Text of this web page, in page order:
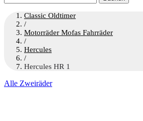
nach:
Classic Oldtimer
/
Motorräder Mofas Fahrräder
/
Hercules
/
Hercules HR 1
Alle Zweiräder